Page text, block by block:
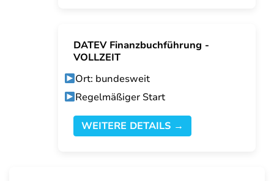
DATEV Finanzbuchführung -
VOLLZEIT
Ort: bundesweit
Regelmäßiger Start
WEITERE DETAILS →